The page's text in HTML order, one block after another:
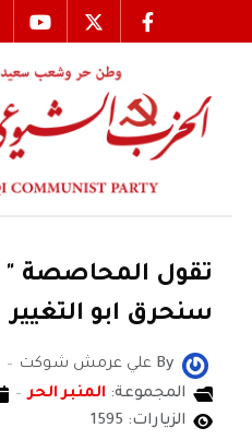
تقول المحاصصة "
سنحرق ابو التغيير
By علي عرمش شوكت
المجموعة: المنبر الحر
الزيارات: 1595